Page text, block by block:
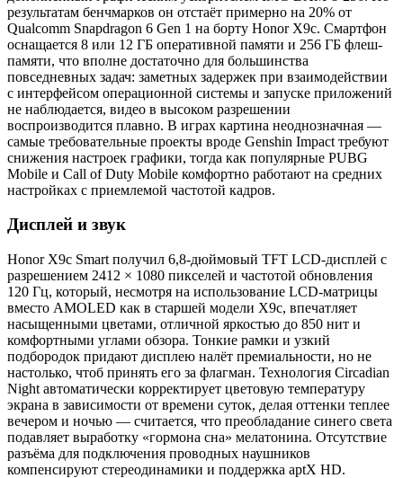
результатам бенчмарков он отстаёт примерно на 20% от
Qualcomm Snapdragon 6 Gen 1 на борту Honor X9c. Смартфон
оснащается 8 или 12 ГБ оперативной памяти и 256 ГБ флеш-
памяти, что вполне достаточно для большинства
повседневных задач: заметных задержек при взаимодействии
с интерфейсом операционной системы и запуске приложений
не наблюдается, видео в высоком разрешении
воспроизводится плавно. В играх картина неоднозначная —
самые требовательные проекты вроде Genshin Impact требуют
снижения настроек графики, тогда как популярные PUBG
Mobile и Call of Duty Mobile комфортно работают на средних
настройках с приемлемой частотой кадров.
Дисплей и звук
Honor X9c Smart получил 6,8-дюймовый TFT LCD-дисплей с
разрешением 2412 × 1080 пикселей и частотой обновления
120 Гц, который, несмотря на использование LCD-матрицы
вместо AMOLED как в старшей модели X9c, впечатляет
насыщенными цветами, отличной яркостью до 850 нит и
комфортными углами обзора. Тонкие рамки и узкий
подбородок придают дисплею налёт премиальности, но не
настолько, чтоб принять его за флагман. Технология Circadian
Night автоматически корректирует цветовую температуру
экрана в зависимости от времени суток, делая оттенки теплее
вечером и ночью — считается, что преобладание синего света
подавляет выработку «гормона сна» мелатонина. Отсутствие
разъёма для подключения проводных наушников
компенсируют стереодинамики и поддержка aptX HD.